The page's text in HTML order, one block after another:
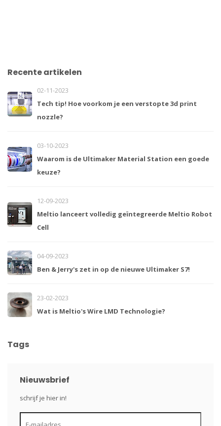
Recente artikelen
02-11-2023
Tech tip! Hoe voorkom je een verstopte 3d print
nozzle?
03-10-2023
Waarom is de Ultimaker Material Station een goede
keuze?
12-09-2023
Meltio lanceert volledig geïntegreerde Meltio Robot
Cell
04-09-2023
Ben & Jerry's zet in op de nieuwe Ultimaker S7!
23-02-2023
Wat is Meltio's Wire LMD Technologie?
Tags
Nieuwsbrief
schrijf je hier in!